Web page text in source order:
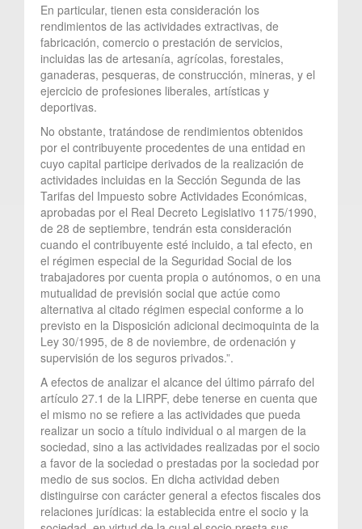
En particular, tienen esta consideración los
rendimientos de las actividades extractivas, de
fabricación, comercio o prestación de servicios,
incluidas las de artesanía, agrícolas, forestales,
ganaderas, pesqueras, de construcción, mineras, y el
ejercicio de profesiones liberales, artísticas y
deportivas.
No obstante, tratándose de rendimientos obtenidos
por el contribuyente procedentes de una entidad en
cuyo capital participe derivados de la realización de
actividades incluidas en la Sección Segunda de las
Tarifas del Impuesto sobre Actividades Económicas,
aprobadas por el Real Decreto Legislativo 1175/1990,
de 28 de septiembre, tendrán esta consideración
cuando el contribuyente esté incluido, a tal efecto, en
el régimen especial de la Seguridad Social de los
trabajadores por cuenta propia o autónomos, o en una
mutualidad de previsión social que actúe como
alternativa al citado régimen especial conforme a lo
previsto en la Disposición adicional decimoquinta de la
Ley 30/1995, de 8 de noviembre, de ordenación y
supervisión de los seguros privados.”.
A efectos de analizar el alcance del último párrafo del
artículo 27.1 de la LIRPF, debe tenerse en cuenta que
el mismo no se refiere a las actividades que pueda
realizar un socio a título individual o al margen de la
sociedad, sino a las actividades realizadas por el socio
a favor de la sociedad o prestadas por la sociedad por
medio de sus socios. En dicha actividad deben
distinguirse con carácter general a efectos fiscales dos
relaciones jurídicas: la establecida entre el socio y la